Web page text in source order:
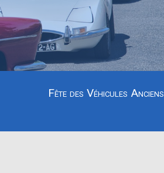
Fête des Véhicules Anciens